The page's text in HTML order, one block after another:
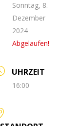
Sonntag, 8.
Dezember
2024
Abgelaufen!
UHRZEIT
16:00